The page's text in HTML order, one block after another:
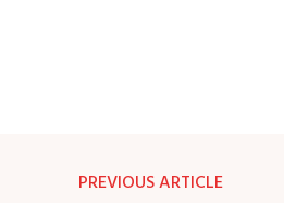
PREVIOUS ARTICLE